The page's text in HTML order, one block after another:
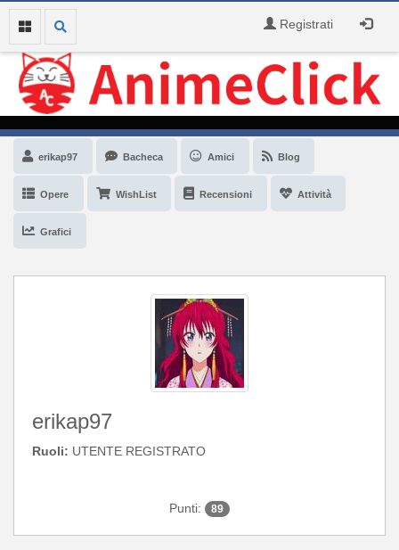
Registrati
erikap97 Bacheca Amici Blog
Opere WishList Recensioni Attività
Grafici
erikap97
Ruoli: UTENTE REGISTRATO
Punti: 89